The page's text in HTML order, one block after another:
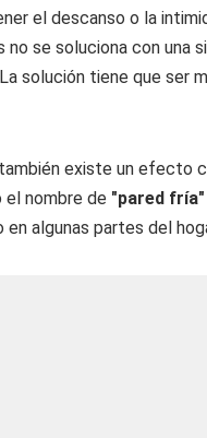
el descanso o la
no se soluciona con una
solución tiene que ser
existe un efecto
el nombre de "pared fría"
en algunas partes del